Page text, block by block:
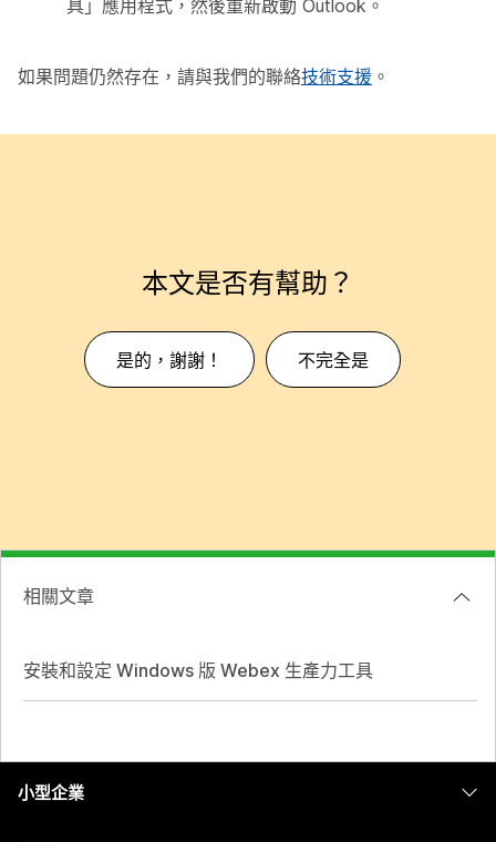
具」應用程式，然後重新啟動 Outlook。
如果問題仍然存在，請與我們的聯絡技術支援 。
本文是否有幫助？
是的，謝謝！ 不完全是
相關文章
安裝和設定 Windows 版 Webex 生產力工具
小型企業